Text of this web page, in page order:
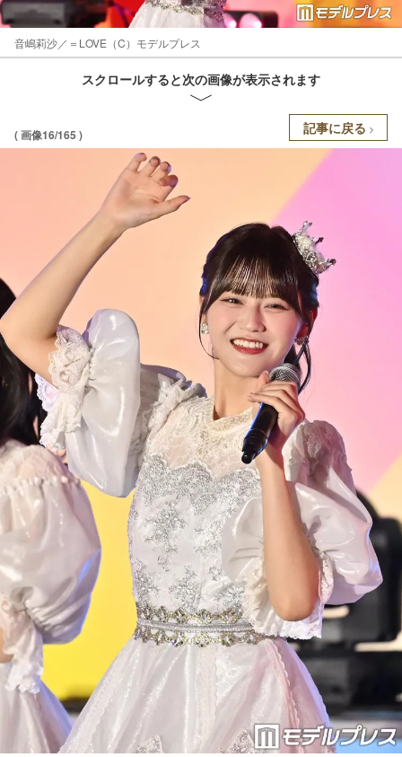
音嶋莉沙／＝LOVE（C）モデルプレス
スクロールすると次の画像が表示されます
( 画像16/165 ) 記事に戻る